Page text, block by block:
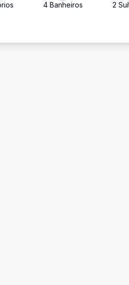
s 4Banheiros 2